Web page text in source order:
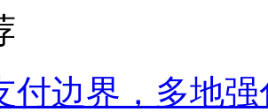
付边界，多地